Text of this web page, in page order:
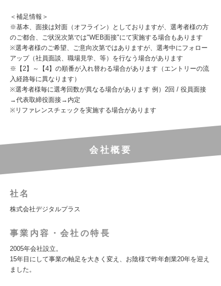
＜補足情報＞
※基本、面接は対面（オフライン）としておりますが、選考者様の方
のご都合、ご状況次第では"WEB面接"にて実施する場合もあります
※選考者様のご希望、ご意向次第ではありますが、選考中にフォロー
アップ（社員面談、職場見学、等）を行なう場合があります
※【2】～【4】の順番が入れ替わる場合があります（エントリーの流
入経路毎に異なります）
※選考者様毎に選考回数が異なる場合があります 例）2回 / 役員面接
→代表取締役面接→内定
※リファレンスチェックを実施する場合があります
会社概要
社名
株式会社デジタルプラス
事業内容・会社の特長
2005年会社設立。
15年目にして事業の軸足を大きく変え、お陰様で昨年創業20年を迎え
ました。